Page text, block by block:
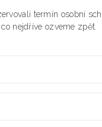
termín osobní
nejdříve ozveme zpět.